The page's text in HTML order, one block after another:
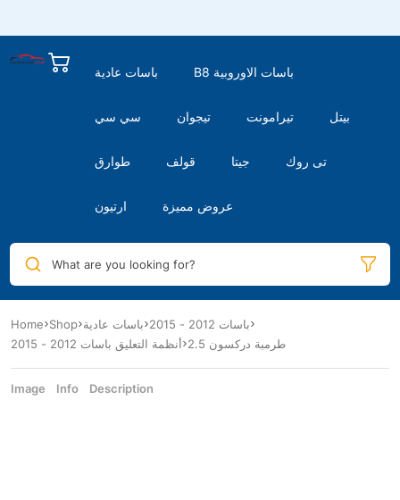
باسات عادية B8 باسات الاوروبية
سي سي تيجوان تيرامونت بيتل
طوارق قولف جيتا تى روك
ارتيون عروض مميزة
What are you looking for?
Home Shop باسات عادية
باسات 2012 - 2015
أنظمة التعليق باسات 2012 - 2015
طرمبة دركسون 2.5
Image Info Description